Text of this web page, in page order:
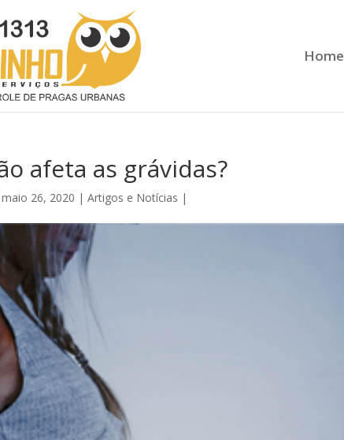
Home
afeta as grávidas?
maio 26, 2020 |Artigos e Notícias |